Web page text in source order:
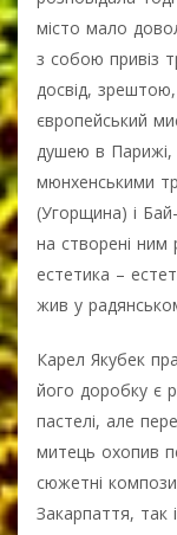
місто мало
з собою привіз
досвід,
європейський
душею в Парижі,
мюнхенськими
(Угорщина) і
на створені ним
естетика –
жив у
Карел Якубек
його доробку є
пастелі, але
митець охопив
сюжетні
Закарпаття, так